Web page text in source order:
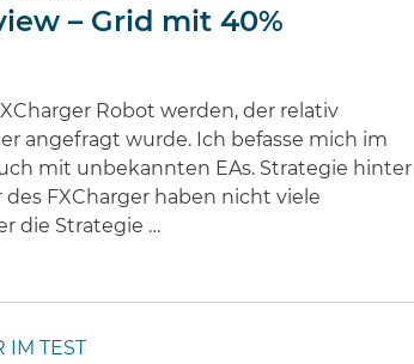
– Grid mit 40%
Robot werden, der relativ
angefragt wurde. Ich befasse mich im
mit unbekannten EAs. Strategie hinter
FXCharger haben nicht viele
die Strategie …
IM TEST